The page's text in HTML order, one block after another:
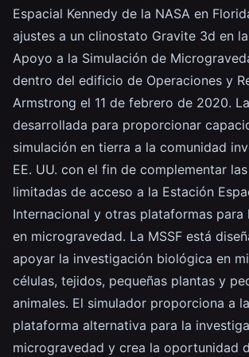
Espacial Kennedy de la NASA en
ajustes a un clinostato Gravite 3d en
Apoyo a la Simulación de
dentro del edificio de Operaciones y
Armstrong el 11 de febrero de 2020.
desarrollada para proporcionar
simulación en tierra a la comunidad
EE. UU. con el fin de complementar
limitadas de acceso a la Estación
Internacional y otras plataformas para
en microgravedad. La MSSF está
apoyar la investigación biológica en
células, tejidos, pequeñas plantas y
animales. El simulador proporciona a
plataforma alternativa para la
microgravedad y crea la oportunidad